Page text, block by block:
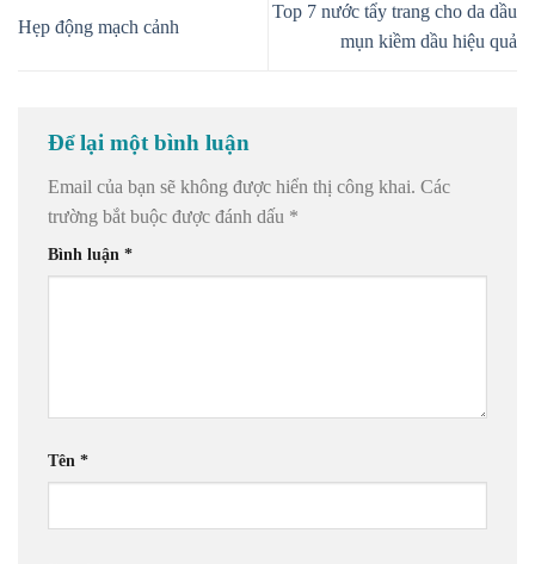
Hẹp động mạch cảnh
Top 7 nước tẩy trang cho da dầu
mụn kiềm dầu hiệu quả
Để lại một bình luận
Email của bạn sẽ không được hiển thị công khai. Các
trường bắt buộc được đánh dấu *
Bình luận *
Tên *